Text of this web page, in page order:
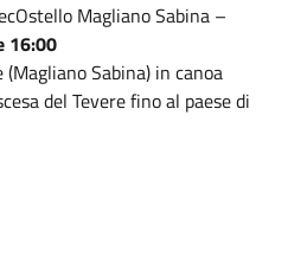
Magliano Sabina –
16:00
Sabina) in canoa
del Tevere fino al paese di